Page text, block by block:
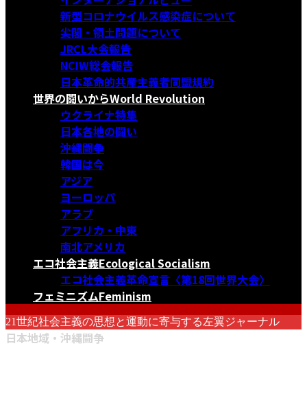
新型コロナウイルス感染症について
尖閣・領土問題について
JRCL大会報告
NCIW総会報告
日本革命的共産主義者同盟規約
世界の闘いからWorld Revolution
ウクライナ特集
日本各地の闘い
沖縄闘争
韓国は今
アジア
ヨーロッパ
アラブ
アフリカ・中東
南北アメリカ
エコ社会主義Ecological Socialism
エコ社会主義革命宣言〈第18回世界大会〉
フェミニズムFeminism
21世紀社会主義の思想と運動に寄与する左翼ジャーナル
日本地域・沖縄闘争